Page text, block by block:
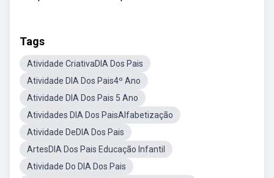
Tags
Atividade CriativaDIA Dos Pais
Atividade DIA Dos Pais4º Ano
Atividade DIA Dos Pais 5 Ano
Atividades DIA Dos PaisAlfabetização
Atividade DeDIA Dos Pais
ArtesDIA Dos Pais Educação Infantil
Atividade Do DIA Dos Pais